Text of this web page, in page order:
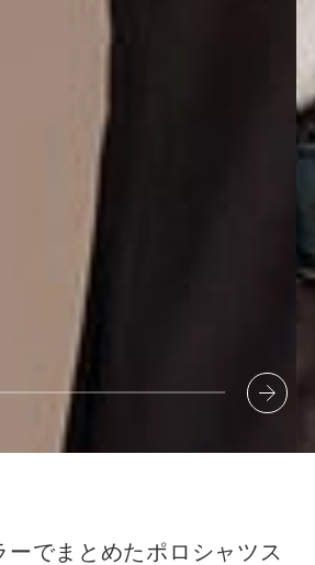
でまとめたポロシャツス